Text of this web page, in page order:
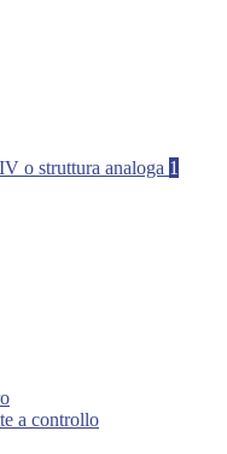
o struttura analoga 1
a controllo